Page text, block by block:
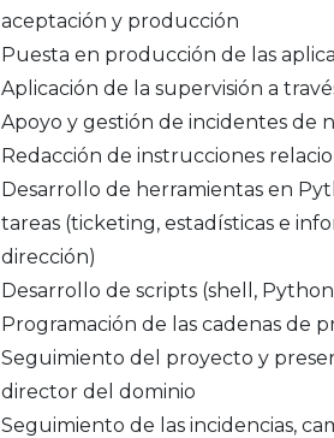
aceptación y producción
Puesta en producción de las
Aplicación de la supervisión a
Apoyo y gestión de incidentes de
Redacción de instrucciones
Desarrollo de herramientas en
tareas (ticketing, estadísticas e
dirección)
Desarrollo de scripts (shell,
Programación de las cadenas de
Seguimiento del proyecto y
director del dominio
Seguimiento de las incidencias,